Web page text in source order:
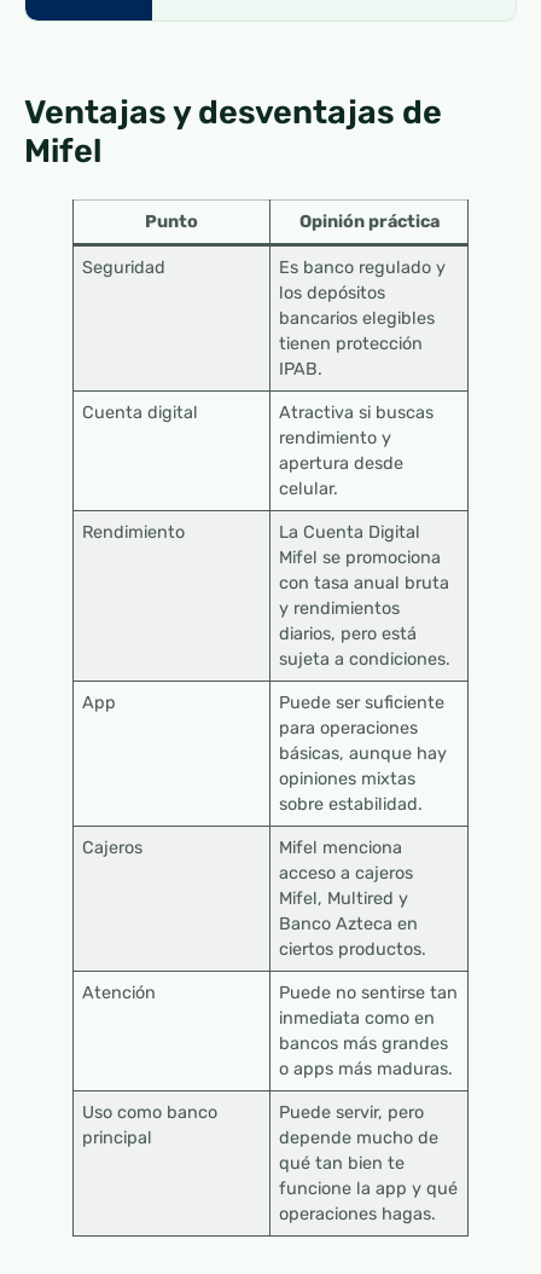
Ventajas y desventajas de
Mifel
Punto Opinión práctica
Seguridad
Es banco regulado y
los depósitos
bancarios elegibles
tienen protección
IPAB.
Cuenta digital
Atractiva si buscas
rendimiento y
apertura desde
celular.
Rendimiento
La Cuenta Digital
Mifel se promociona
con tasa anual bruta
y rendimientos
diarios, pero está
sujeta a condiciones.
App
Puede ser suficiente
para operaciones
básicas, aunque hay
opiniones mixtas
sobre estabilidad.
Cajeros
Mifel menciona
acceso a cajeros
Mifel, Multired y
Banco Azteca en
ciertos productos.
Atención
Puede no sentirse tan
inmediata como en
bancos más grandes
o apps más maduras.
Uso como banco
principal
Puede servir, pero
depende mucho de
qué tan bien te
funcione la app y qué
operaciones hagas.